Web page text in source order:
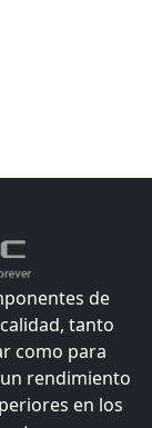
de
tanto
como para
rendimiento
en los